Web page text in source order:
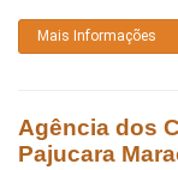
Mais Informações
Agência dos
Pajucara